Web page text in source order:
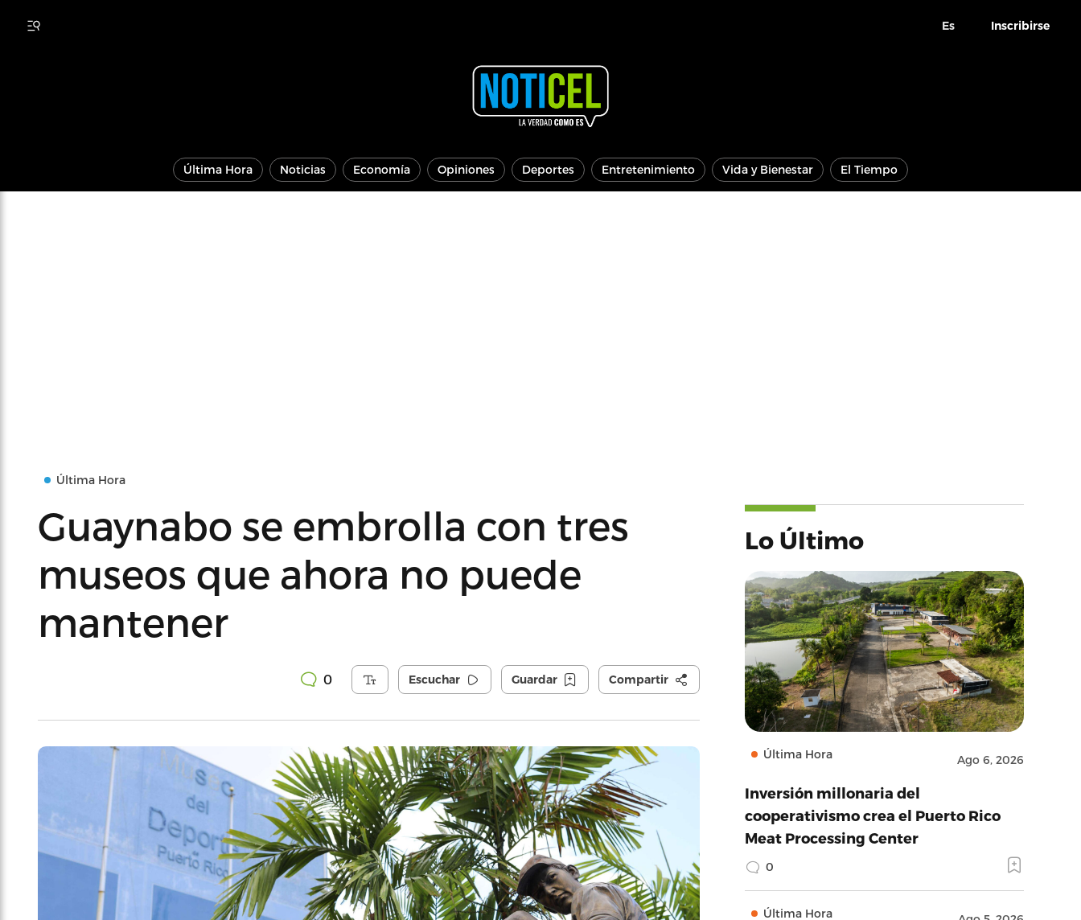
Es Inscribirse
Última Hora Noticias Economía Opiniones Deportes Entretenimiento Vida y Bienestar El Tiempo
Última Hora
Guaynabo se embrolla con tres
museos que ahora no puede
mantener
0 Escuchar Guardar Compartir
Lo Último
Última Hora Ago 6, 2026
Inversión millonaria del
cooperativismo crea el Puerto Rico
Meat Processing Center
0
Última Hora